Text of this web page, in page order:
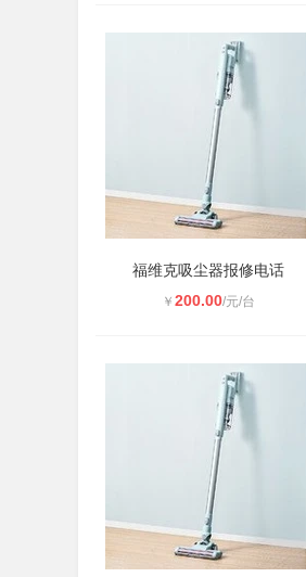
福维克吸尘器报修电话
￥ 200.00/元/台